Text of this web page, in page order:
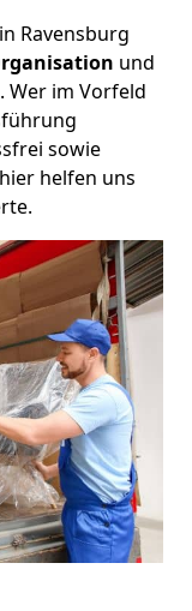
Ravensburg
und
Wer im Vorfeld
sowie
helfen uns